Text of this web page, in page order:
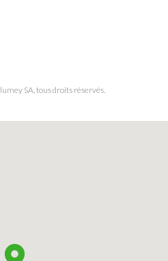
SA, tous droits réservés.